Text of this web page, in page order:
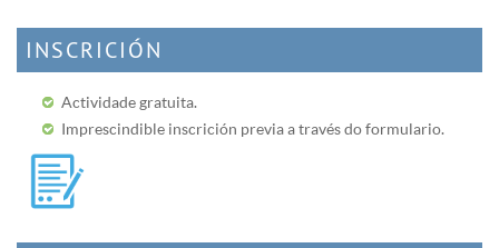
INSCRICIÓN
Actividade gratuita.
Imprescindible inscrición previa a través do formulario.